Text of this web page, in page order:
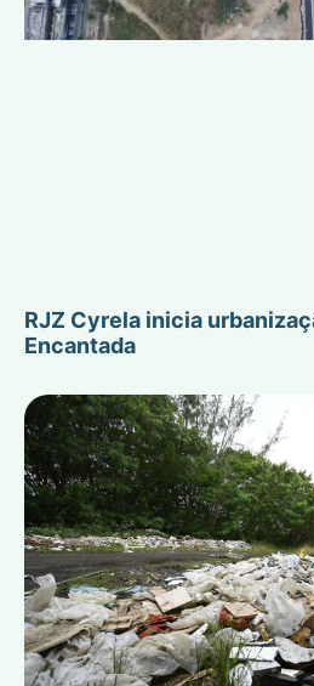
RJZ Cyrela inicia
Encantada